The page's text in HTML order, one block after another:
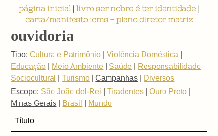
página inicial| livro ser nobre é ter identidade|
carta/manifesto icms - plano diretor matriz
ouvidoria
Tipo: Cultura e Patrimônio |Violência Doméstica
Educação
Meio Ambiente Saúde
Responsabilidade
Sociocultural
|Turismo |Campanhas
Diversos
Escopo: São João del-Rei |Tiradentes |Ouro Preto
Minas Gerais
Brasil Mundo
Título